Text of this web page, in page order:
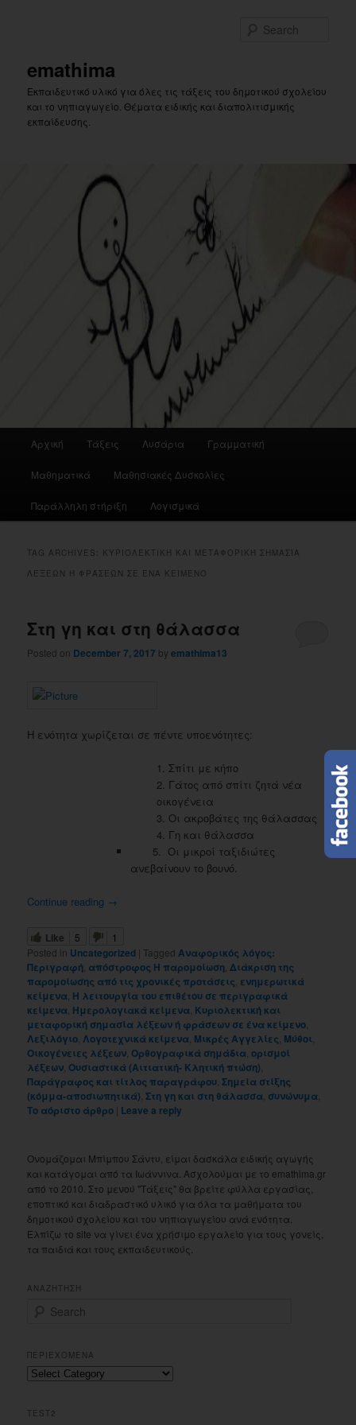
emathima
Εκπαιδευτικό υλικό για όλες τις τάξεις του δημοτικού σχολείου
και το νηπιαγωγείο. Θέματα ειδικής και διαπολιτισμικής
εκπαίδευσης.
Αρχική Τάξεις Λυσάρια Γραμματική
Μαθηματικά Μαθησιακές Δυσκολίες
Παράλληλη στήριξη Λογισμικά
TAG ARCHIVES: ΚΥΡΙΟΛΕΚΤΙΚΉ ΚΑΙ ΜΕΤΑΦΟΡΙΚΉ ΣΗΜΑΣΊΑ
ΛΈΞΕΩΝ Ή ΦΡΆΣΕΩΝ ΣΕ ΈΝΑ ΚΕΊΜΕΝΟ
Στη γη και στη θάλασσα
Posted on December 7, 2017 byemathima13
Η ενότητα χωρίζεται σε πέντε υποενότητες:
1. Σπίτι με κήπο
2. Γάτος από σπίτι ζητά νέα
οικογένεια
3. Οι ακροβάτες της θάλασσας
4. Γη και θάλασσα
5. Οι μικροί ταξιδιώτες
ανεβαίνουν το βουνό.
Continue reading →
Like 5
1
Posted in Uncategorized | Tagged Αναφορικός λόγος:
Περιγραφή απόστροφος Η παρομοίωση ,Διάκριση της
παρομοίωσης από τις χρονικές προτάσεις ενημερωτικά
κείμενα Η λειτουργία του επιθέτου σε περιγραφικά
κείμενα Ημερολογιακά κείμενα Κυριολεκτική και
μεταφορική σημασία λέξεων ή φράσεων σε ένα κείμενο
Λεξιλόγιο Λογοτεχνικά κείμενα Μικρές Αγγελίες Μύθοι
Οικογένειες λέξεων ,Ορθογραφικά σημάδια ,ορισμοί
λέξεων ,Ουσιαστικά (Αιτιατική- Κλητική πτώση)
Παράγραφος και τίτλος παραγράφου ,Σημεία στίξης
(κόμμα-αποσιωπητικά) ,Στη γη και στη θάλασσα συνώνυμα
Το αόριστο άρθρο | Leave a reply
Ονομάζομαι Μπίμπου Σάντυ, είμαι δασκάλα ειδικής αγωγής
και κατάγομαι από τα Ιωάννινα. Ασχολούμαι με το emathima.gr
από το 2010. Στο μενού "Τάξεις" θα βρείτε φύλλα εργασίας,
εποπτικό και διαδραστικό υλικό για όλα τα μαθήματα του
δημοτικού σχολείου και του νηπιαγωγείου ανά ενότητα.
Ελπίζω το site να γίνει ένα χρήσιμο εργαλείο για τους γονείς,
τα παιδιά και τους εκπαιδευτικούς.
ΑΝΑΖΗΤΗΣΗ
r
c
h
ΠΕΡΙΕΧΟΜΕΝΑ
Περιεχομενα
TEST2